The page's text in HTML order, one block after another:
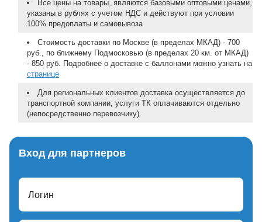
Все цены на товары, являются базовыми оптовыми ценами,
указаны в рублях с учетом НДС и действуют при условии
100% предоплаты и самовывоза
Стоимость доставки по Москве (в пределах МКАД) - 700
руб., по ближнему Подмосковью (в пределах 20 км. от МКАД)
- 850 руб. Подробнее о доставке с баллонами можно узнать на
странице
Для региональных клиентов доставка осуществляется до
транспортной компании, услуги ТК оплачиваются отдельно
(непосредственно перевозчику).
Вход для партнеров
Логин